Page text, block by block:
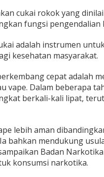
cukai rokok yang
fungsi pengendalian
adalah instrumen
kesehatan masyarakat.
cepat adalah
vape. Dalam beberapa
berkali-kali lipat,
lebih aman
bahkan mendukung
Badan
konsumsi narkotika.